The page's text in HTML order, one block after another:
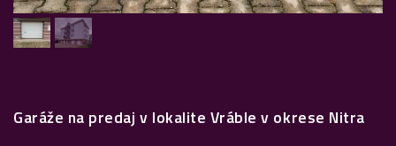
Garáže na predaj v lokalite Vráble v okrese Nitra